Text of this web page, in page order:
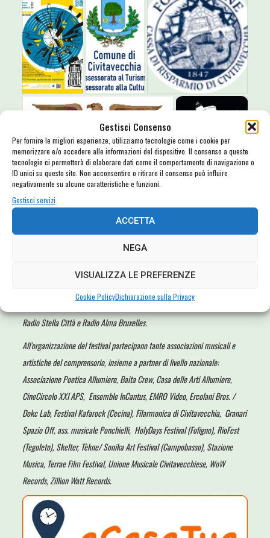
Gestisci Consenso
Per fornire le migliori esperienze, utilizziamo tecnologie come i cookie per
memorizzare e/o accedere alle informazioni del dispositivo. Il consenso a queste
tecnologie ci permetterà di elaborare dati come il comportamento di navigazione o
ID unici su questo sito. Non acconsentire o ritirare il consenso può influire
negativamente su alcune caratteristiche e funzioni.
Gestisci servizi
ACCETTA
NEGA
VISUALIZZA LE PREFERENZE
Cookie PolicyDichiarazione sulla Privacy
FORTE! Festival 2026 è un evento organizzato dall’Associazione
culturale FORTE! Festival insieme a Comune di Civitavecchia
(Assessorato al Turismo e Assessorato alla Cultura) e alla Fondazione
Cassa di Risparmio di Civitavecchia, con il supporto di A Casa Tua,
Pistola Daniele e Compagnia Portuale Civitavecchia, con i media partner
Radio Stella Città e Radio Alma Bruxelles.
All’organizzazione del festival partecipano tante associazioni musicali e
artistiche del comprensorio, insieme a partner di livello nazionale:
Associazione Poetica Allumiere, Baita Crew, Casa delle Arti Allumiere,
CineCircolo XXI APS, Ensemble InCantus, EMRO Video, Ercolani Bros. /
Dokc Lab, Festival Kafarock (Cecina), Filarmonica di Civitavecchia, Granari
Spazio Off, ass. musicale Ponchielli, HolyDays Festival (Foligno), RioFest
(Tegoleto), Skelter, Tèkne/ Sonika Art Festival (Campobasso), Stazione
Musica, Terrae Film Festival,Unione Musicale Civitavecchiese, WoW
Records, Zillion Watt Records.